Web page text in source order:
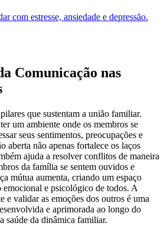
com estresse, ansiedade e depressão.
Comunicação nas
que sustentam a união familiar.
um ambiente onde os membros se
seus sentimentos, preocupações e
aberta não apenas fortalece os laços
ajuda a resolver conflitos de maneira
da família se sentem ouvidos e
mútua aumenta, criando um espaço
emocional e psicológico de todos. A
e validar as emoções dos outros é uma
e aprimorada ao longo do
saúde da dinâmica familiar.